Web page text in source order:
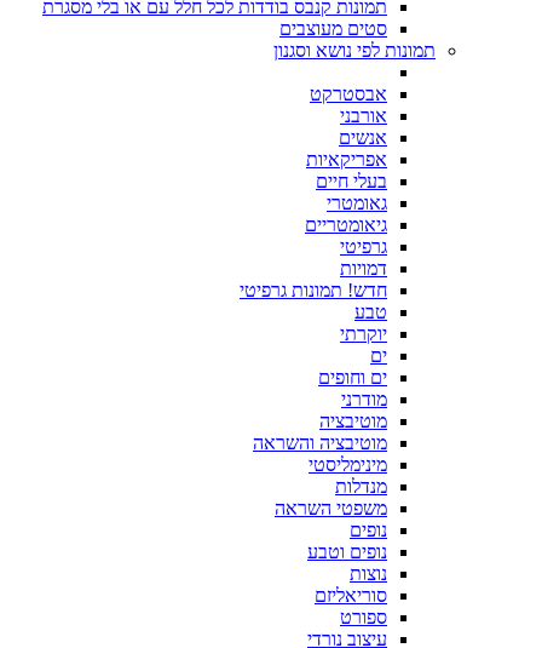
תמונות קנבס בודדות לכל חלל עם או בלי מסגרת
סטים מעוצבים
תמונות לפי נושא וסגנון
אבסטרקט
אורבני
אנשים
אפריקאיות
בעלי חיים
גאומטרי
גיאומטריים
גרפיטי
דמויות
חדש! תמונות גרפיטי
טבע
יוקרתי
ים
ים וחופים
מודרני
מוטיבציה
מוטיבציה והשראה
מינימליסטי
מנדלות
משפטי השראה
נופים
נופים וטבע
נוצות
סוריאליזם
ספורט
עיצוב נורדי